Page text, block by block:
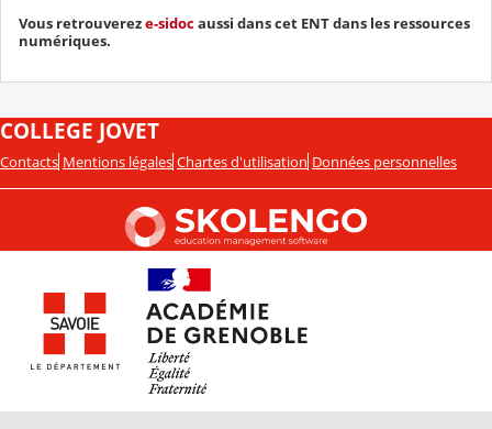
Vous retrouvereze-sidocaussi dans cet ENT dans les ressources
numériques.
COLLEGE JOVET
Contacts Mentions légales Chartes d'utilisation Données personnelles